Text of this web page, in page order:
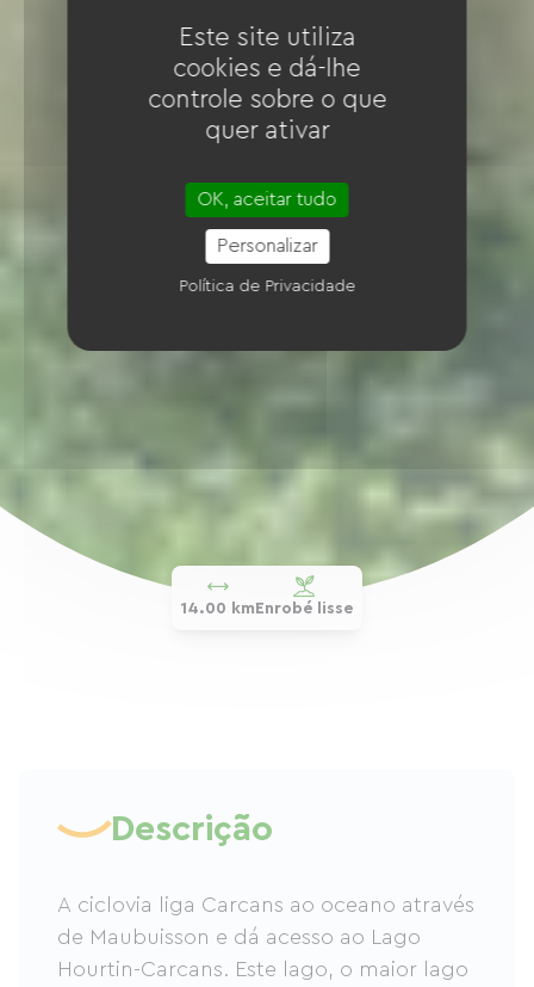
14.00 km Enrobé lisse
Descrição
A ciclovia liga Carcans ao oceano através
de Maubuisson e dá acesso ao Lago
Hourtin-Carcans. Este lago, o maior lago
Este site utiliza
cookies e dá-lhe
controle sobre o que
quer ativar
OK, aceitar tudo
Personalizar
Política de Privacidade